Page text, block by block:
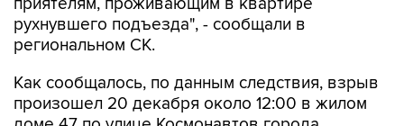
рухнувшего подъезда", - сообщали в
региональном СК.
Как сообщалось, по данным следствия, взрыв
произошел 20 декабря около 12:00 в жилом